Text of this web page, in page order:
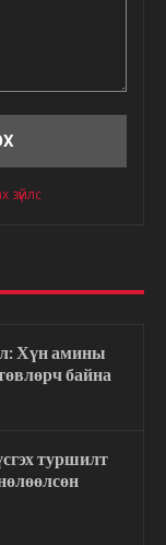
зүйлс
Хүн амины
байна
туршилт